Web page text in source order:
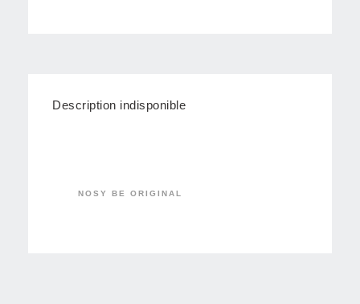
Description indisponible
NOSY BE ORIGINAL